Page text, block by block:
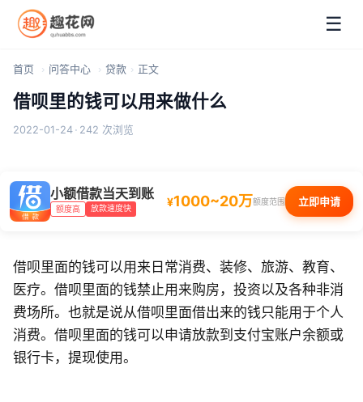
☰
首页 问答中心 贷款 正文
借呗里的钱可以用来做什么
2022-01-24 · 242 次浏览
小额借款当天到账
额度高 放款速度快 ¥1000~20万额度范围 立即申请
借呗里面的钱可以用来日常消费、装修、旅游、教育、
医疗。借呗里面的钱禁止用来购房，投资以及各种非消
费场所。也就是说从借呗里面借出来的钱只能用于个人
消费。借呗里面的钱可以申请放款到支付宝账户余额或
银行卡，提现使用。